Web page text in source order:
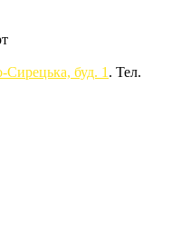
буд. 1 . Тел.